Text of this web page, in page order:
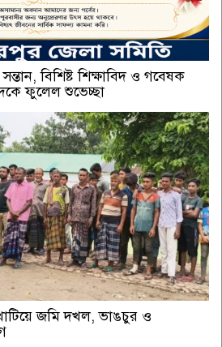
বিশিষ্ট শিক্ষাবিদ ও গবেষক
ফুলেল শুভেচ্ছা
জমি দখল, ভাঙচুর ও